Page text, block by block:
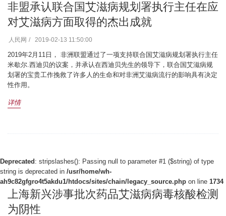
非盟承认联合国艾滋病规划署执行主任在应
对艾滋病方面取得的杰出成就
人民网 2019-02-13 11:50:00
2019年2月11日， 非洲联盟通过了一项支持联合国艾滋病规划署执行主任
米歇尔.西迪贝的议案，并承认在西迪贝先生的领导下，联合国艾滋病规
划署的宝贵工作挽救了许多人的生命和对非洲艾滋病流行的影响具有决定
性作用。
详情
Deprecated : stripslashes(): Passing null to parameter #1 ($string) of type
string is deprecated in /usr/home/wh-
ah9c82gfgro4t5akdu1/htdocs/sites/chain/legacy_source.php on line 1734
上海新兴涉事批次药品艾滋病病毒核酸检测
为阴性